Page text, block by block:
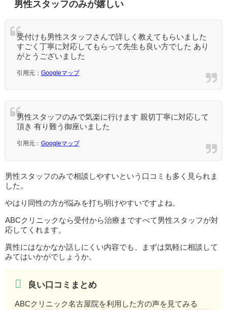
男性スタッフのみが嬉しい
受付けも男性スタッフさんで詳しく教えてもらいました
すごく丁寧に対応してもらって先生も良い方でした あり
がとうございました
引用元： Googleマップ
男性スタッフのみで気楽に行けます 親切丁寧に対応して
頂き 有り難う御座いました
引用元： Googleマップ
男性スタッフのみで相談しやすいという口コミも多く見られま
した。
やはり同性の方が悩みを打ち明けやすいですよね。
ABCクリニックなら受付から治療まですべて男性スタッフが対
応してくれます。
異性にはなかなか話しにくい内容でも、まずは気軽に相談して
みてはいかがでしょうか。
良い口コミまとめ
ABCクリニック名古屋院を利用した方の声を見てみる